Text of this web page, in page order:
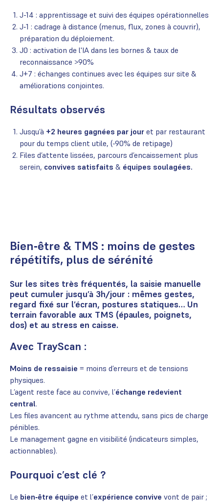
J-14 : apprentissage et suivi des équipes opérationnelles
J‑1 : cadrage à distance (menus, flux, zones à couvrir),
préparation du déploiement.
J0 : activation de l'IA dans les bornes & taux de
reconnaissance >90%
J+7 : échanges continues avec les équipes sur site &
améliorations conjointes.
Résultats observés
Jusqu’à +2 heures gagnées par jour et par restaurant
pour du temps client utile, (-90% de retipage)
Files d’attente lissées, parcours d’encaissement plus
serein, convives satisfaits & équipes soulagées.
Bien‑être & TMS : moins de gestes
répétitifs, plus de sérénité
Sur les sites très fréquentés, la saisie manuelle
peut cumuler jusqu’à 3h/jour : mêmes gestes,
regard fixé sur l’écran, postures statiques… Un
terrain favorable aux TMS (épaules, poignets,
dos) et au stress en caisse.
Avec TrayScan :
Moins de ressaisie = moins d’erreurs et de tensions
physiques.
L’agent reste face au convive, l’échange redevient
central.
Les files avancent au rythme attendu, sans pics de charge
pénibles.
Le management gagne en visibilité (indicateurs simples,
actionnables).
Pourquoi c’est clé ?
Le bien‑être équipe et l’expérience convive vont de pair ;